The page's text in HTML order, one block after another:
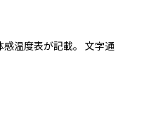
温度表が記載。 文字通